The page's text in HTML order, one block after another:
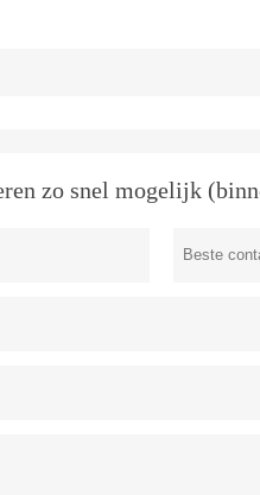
zo snel mogelijk